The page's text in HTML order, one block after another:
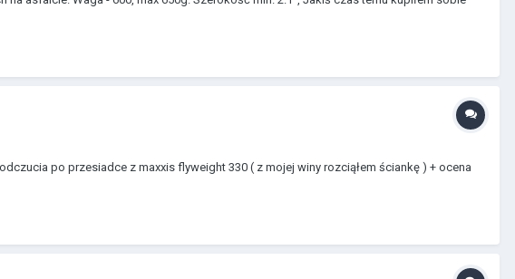
po przesiadce z maxxis flyweight 330 ( z mojej winy rozciąłem ściankę ) + ocena